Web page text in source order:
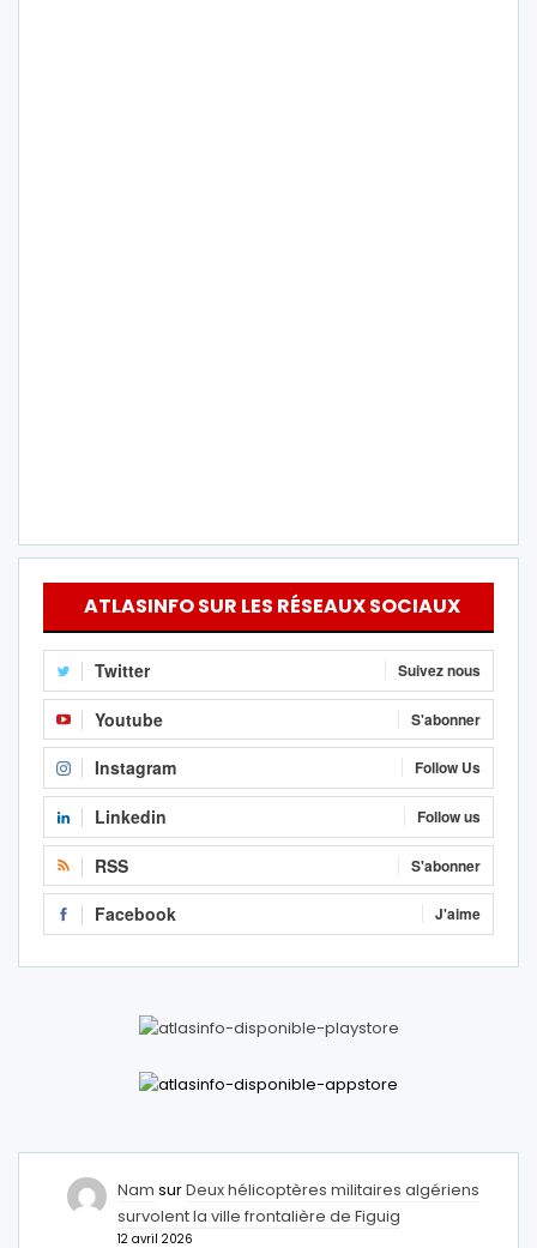
ATLASINFO SUR LES RÉSEAUX SOCIAUX
Twitter Suivez nous
Youtube S'abonner
Instagram Follow Us
Linkedin Follow us
RSS S'abonner
Facebook J'aime
Nam surDeux hélicoptères militaires algériens
survolent la ville frontalière de Figuig
12 avril 2026